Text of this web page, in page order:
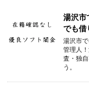
湯沢市
でも借
湯沢市
管理人
査・独
う。